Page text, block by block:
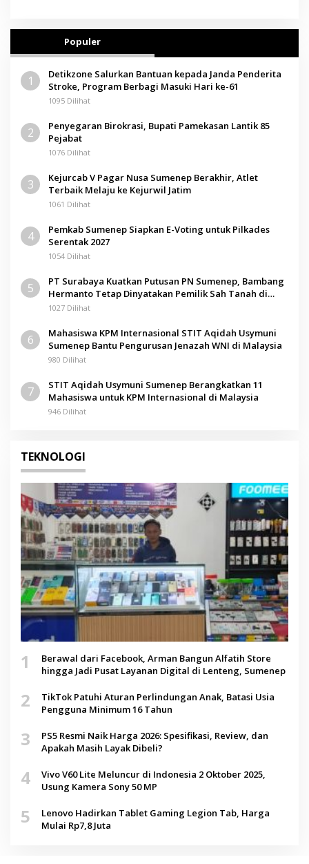
Populer
1
Detikzone Salurkan Bantuan kepada Janda Penderita
Stroke, Program Berbagi Masuki Hari ke-61
1095 Dilihat
2
Penyegaran Birokrasi, Bupati Pamekasan Lantik 85
Pejabat
1076 Dilihat
3
Kejurcab V Pagar Nusa Sumenep Berakhir, Atlet
Terbaik Melaju ke Kejurwil Jatim
1061 Dilihat
4
Pemkab Sumenep Siapkan E-Voting untuk Pilkades
Serentak 2027
1054 Dilihat
5
PT Surabaya Kuatkan Putusan PN Sumenep, Bambang
Hermanto Tetap Dinyatakan Pemilik Sah Tanah di
Pamolokan
1027 Dilihat
6
Mahasiswa KPM Internasional STIT Aqidah Usymuni
Sumenep Bantu Pengurusan Jenazah WNI di Malaysia
980 Dilihat
7
STIT Aqidah Usymuni Sumenep Berangkatkan 11
Mahasiswa untuk KPM Internasional di Malaysia
946 Dilihat
TEKNOLOGI
1
Berawal dari Facebook, Arman Bangun Alfatih Store
hingga Jadi Pusat Layanan Digital di Lenteng, Sumenep
2
TikTok Patuhi Aturan Perlindungan Anak, Batasi Usia
Pengguna Minimum 16 Tahun
3
PS5 Resmi Naik Harga 2026: Spesifikasi, Review, dan
Apakah Masih Layak Dibeli?
4
Vivo V60 Lite Meluncur di Indonesia 2 Oktober 2025,
Usung Kamera Sony 50 MP
5
Lenovo Hadirkan Tablet Gaming Legion Tab, Harga
Mulai Rp7,8 Juta